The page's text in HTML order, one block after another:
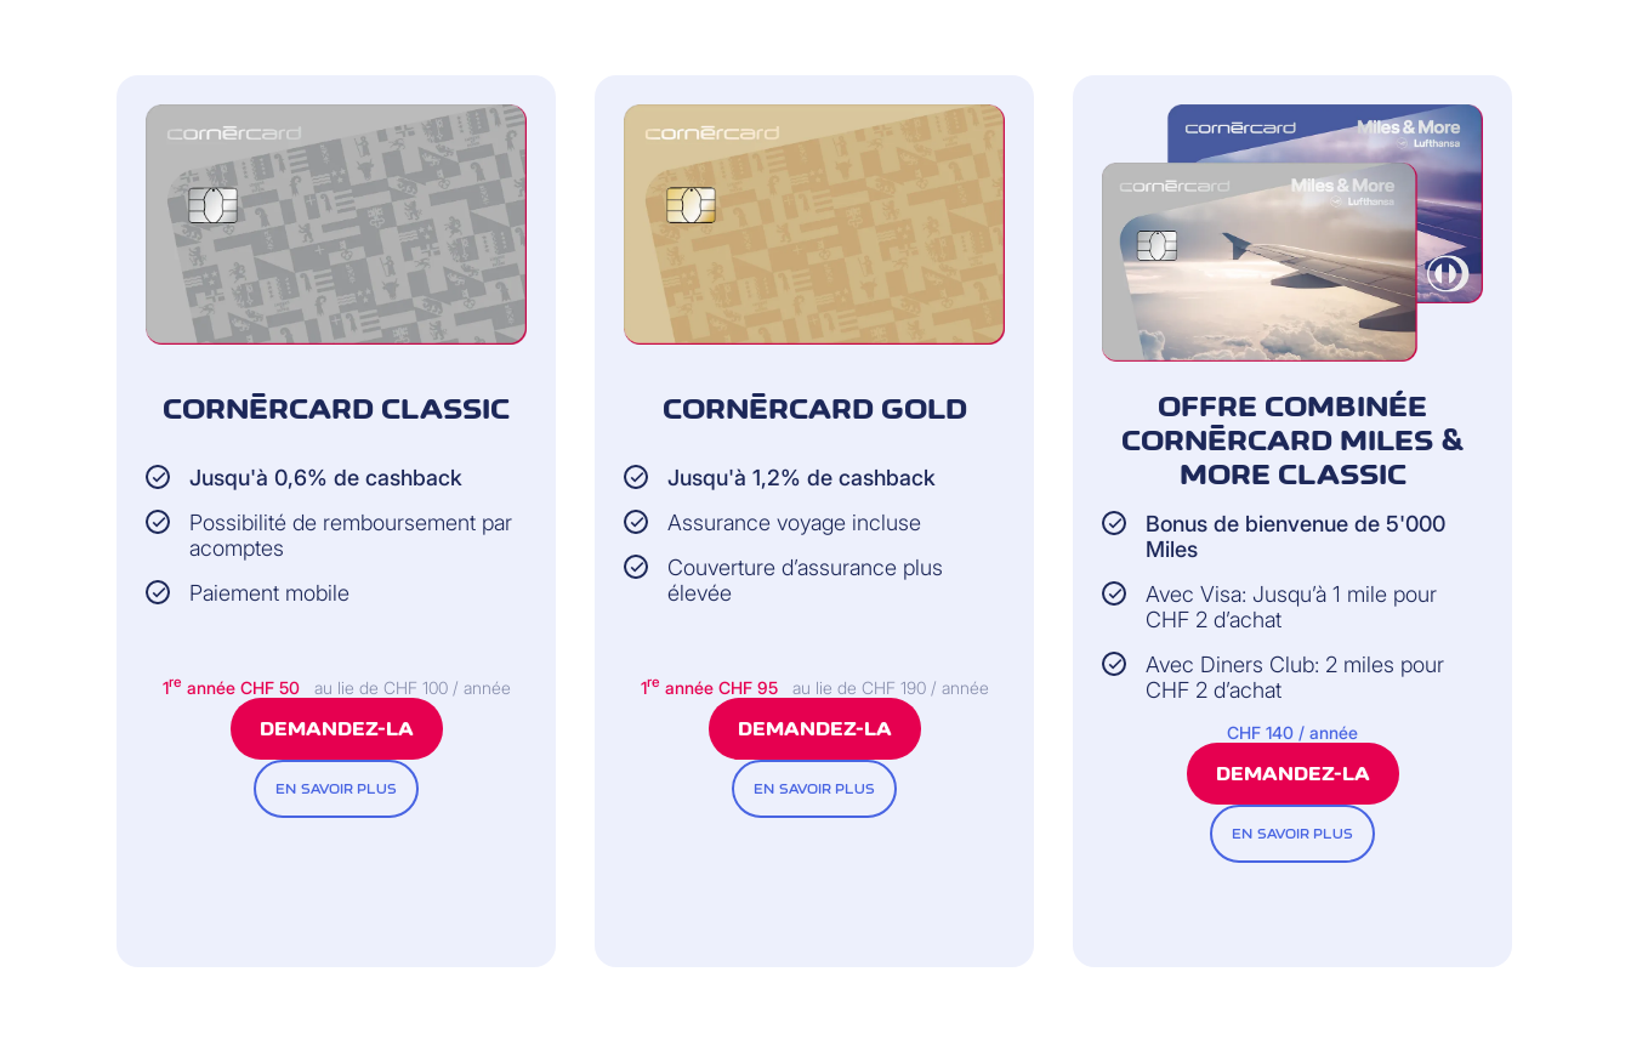
CORNÈRCARD CLASSIC
Jusqu'à 0,6% de cashback
Possibilité de remboursement par
acomptes
Paiement mobile
1re année CHF 50 au lie de CHF 100 / année
DEMANDEZ-LA
EN SAVOIR PLUS
CORNÈRCARD GOLD
Jusqu'à 1,2% de cashback
Assurance voyage incluse
Couverture d’assurance plus
élevée
1re année CHF 95 au lie de CHF 190 / année
DEMANDEZ-LA
EN SAVOIR PLUS
OFFRE COMBINÉE
CORNÈRCARD MILES &
MORE CLASSIC
Bonus de bienvenue de 5'000
Miles
Avec Visa: Jusqu’à 1 mile pour
CHF 2 d’achat
Avec Diners Club: 2 miles pour
CHF 2 d’achat
CHF 140 / année
DEMANDEZ-LA
EN SAVOIR PLUS